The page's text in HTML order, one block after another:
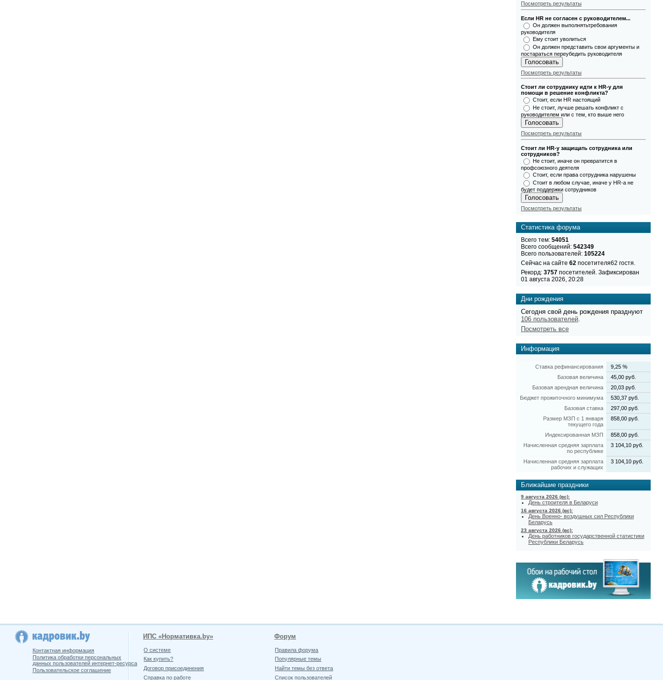
Посмотреть результаты
Если HR не согласен с руководителем...
Он должен выполнятьтребования
руководителя
Ему стоит уволиться
Он должен представить свои аргументы и
постараться переубедить руководителя
Посмотреть результаты
Стоит ли сотруднику идти к HR-у для
помощи в решение конфликта?
Стоит, если HR настоящий
Не стоит, лучше решать конфликт с
руководителем или с тем, кто выше него
Посмотреть результаты
Стоит ли HR-у защищать сотрудника или
сотрудников?
Не стоит, иначе он превратится в
профсоюзного деятеля
Стоит, если права сотрудника нарушены
Стоит в любом случае, иначе у HR-а не
будет поддержки сотрудников
Посмотреть результаты
Статистика форума
Всего тем: 54051
Всего сообщений: 542349
Всего пользователей: 105224
Сейчас на сайте 62 посетителя62 гостя.
Рекорд: 3757 посетителей. Зафиксирован
01 августа 2026, 20:28
Дни рождения
Сегодня свой день рождения празднуют
106 пользователей
Посмотреть все
Информация
Ставка рефинансирования
9,25 %
Базовая величина
45,00 руб.
Базовая арендная величина
20,03 руб.
Бюджет прожиточного минимума
530,37 руб.
Базовая ставка
297,00 руб.
Размер МЗП с 1 января
текущего года
858,00 руб.
Индексированная МЗП
858,00 руб.
Начисленная средняя зарплата
по республике
3 104,10 руб.
Начисленная средняя зарплата
рабочих и служащих
3 104,10 руб.
Ближайшие праздники
9 августа 2026 (вс):
День строителя в Беларуси
16 августа 2026 (вс):
День Военно- воздушных сил Республики
Беларусь
23 августа 2026 (вс):
День работников государственной статистики
Республики Беларусь
Контактная информация
Политика обработки персональных
данных пользователей интернет-ресурса
Пользовательское соглашение
ИПС «Нормативка.by»
О системе
Как купить?
Договор присоединения
Справка по работе
Форум
Правила форума
Популярные темы
Найти темы без ответа
Список пользователей